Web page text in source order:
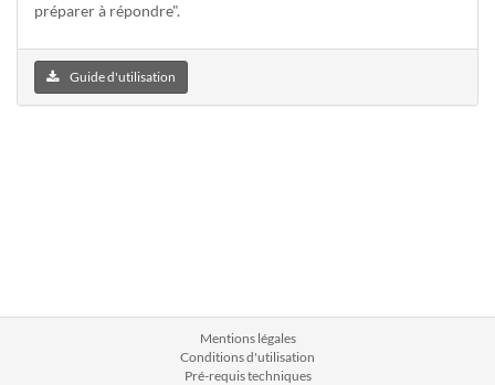
préparer à répondre".
Guide d'utilisation
Mentions légales
Conditions d'utilisation
Pré-requis techniques